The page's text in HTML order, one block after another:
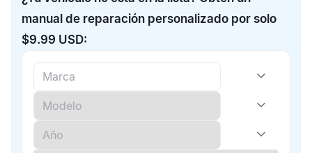
manual de reparación personalizado por solo
$9.99 USD: